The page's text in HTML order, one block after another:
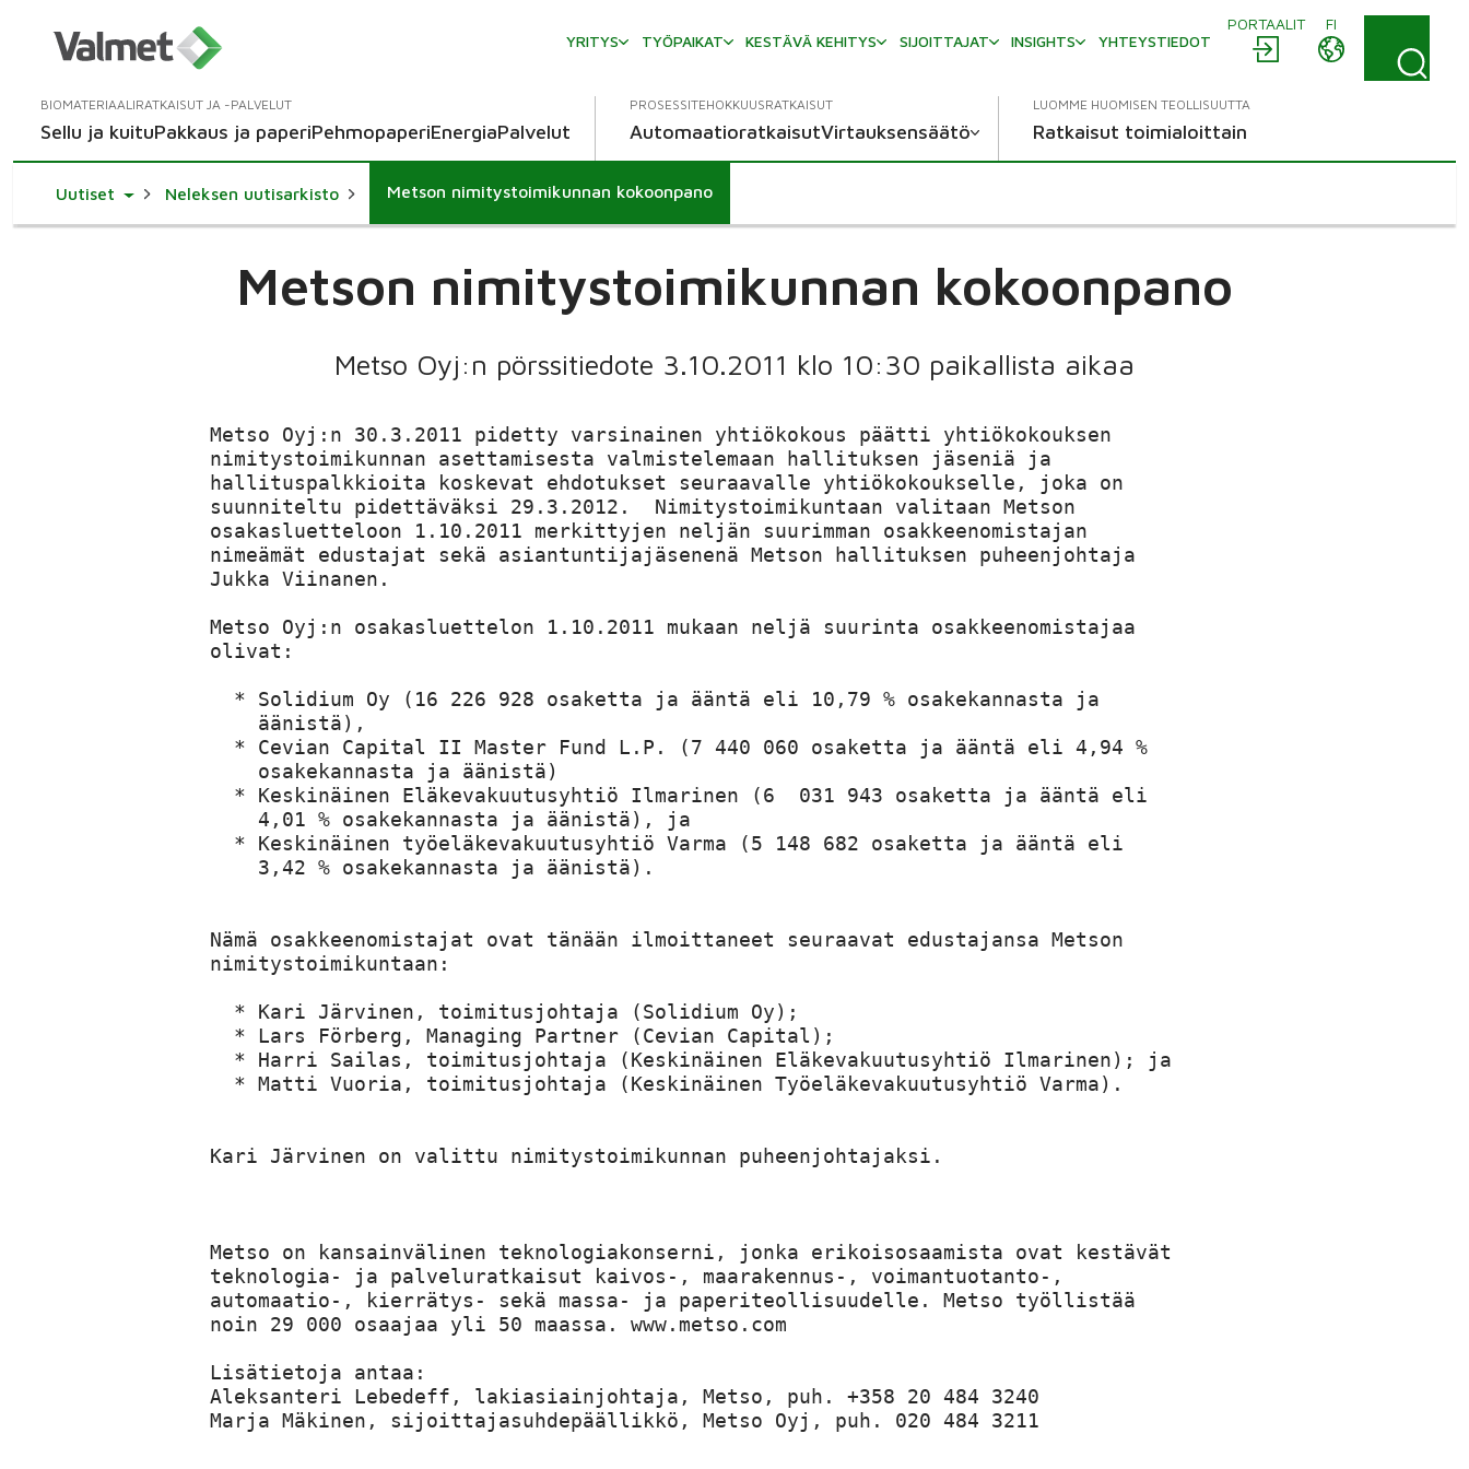
PORTAALIT
FI
YRITYS
TYÖPAIKAT KESTÄVÄ KEHITYS SIJOITTAJAT INSIGHTS YHTEYSTIEDOT
BIOMATERIAALIRATKAISUT JA -PALVELUT
Sellu ja kuituPakkaus ja paperiPehmopaperiEnergiaPalvelut
PROSESSITEHOKKUUSRATKAISUT
AutomaatioratkaisutVirtauksensäätö
LUOMME HUOMISEN TEOLLISUUTTA
Ratkaisut toimialoittain
Uutiset Toggle Dropdown
Neleksen uutisarkisto Metson nimitystoimikunnan kokoonpano
Metson nimitystoimikunnan kokoonpano
Metso Oyj:n pörssitiedote 3.10.2011 klo 10:30 paikallista aikaa
Metso Oyj:n 30.3.2011 pidetty varsinainen yhtiökokous päätti yhtiökokouksen
nimitystoimikunnan asettamisesta valmistelemaan hallituksen jäseniä ja
hallituspalkkioita koskevat ehdotukset seuraavalle yhtiökokoukselle, joka on
suunniteltu pidettäväksi 29.3.2012.  Nimitystoimikuntaan valitaan Metson
osakasluetteloon 1.10.2011 merkittyjen neljän suurimman osakkeenomistajan
nimeämät edustajat sekä asiantuntijajäsenenä Metson hallituksen puheenjohtaja
Jukka Viinanen.
Metso Oyj:n osakasluettelon 1.10.2011 mukaan neljä suurinta osakkeenomistajaa
olivat:
  * Solidium Oy (16 226 928 osaketta ja ääntä eli 10,79 % osakekannasta ja
    äänistä),
  * Cevian Capital II Master Fund L.P. (7 440 060 osaketta ja ääntä eli 4,94 %
    osakekannasta ja äänistä)
  * Keskinäinen Eläkevakuutusyhtiö Ilmarinen (6  031 943 osaketta ja ääntä eli
    4,01 % osakekannasta ja äänistä), ja
  * Keskinäinen työeläkevakuutusyhtiö Varma (5 148 682 osaketta ja ääntä eli
    3,42 % osakekannasta ja äänistä).
Nämä osakkeenomistajat ovat tänään ilmoittaneet seuraavat edustajansa Metson
nimitystoimikuntaan:
  * Kari Järvinen, toimitusjohtaja (Solidium Oy);
  * Lars Förberg, Managing Partner (Cevian Capital);
  * Harri Sailas, toimitusjohtaja (Keskinäinen Eläkevakuutusyhtiö Ilmarinen); ja
  * Matti Vuoria, toimitusjohtaja (Keskinäinen Työeläkevakuutusyhtiö Varma).
Kari Järvinen on valittu nimitystoimikunnan puheenjohtajaksi.
Metso on kansainvälinen teknologiakonserni, jonka erikoisosaamista ovat kestävät
teknologia- ja palveluratkaisut kaivos-, maarakennus-, voimantuotanto-,
automaatio-, kierrätys- sekä massa- ja paperiteollisuudelle. Metso työllistää
noin 29 000 osaajaa yli 50 maassa. www.metso.com
Lisätietoja antaa:
Aleksanteri Lebedeff, lakiasiainjohtaja, Metso, puh. +358 20 484 3240
Marja Mäkinen, sijoittajasuhdepäällikkö, Metso Oyj, puh. 020 484 3211